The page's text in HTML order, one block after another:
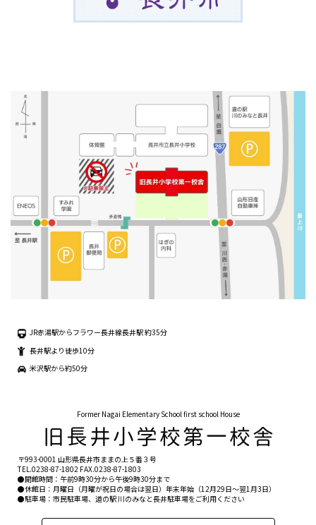
JR赤湯駅からフラワー長井線長井駅 約35分
長井駅より徒歩10分
米沢駅から約50分
Former Nagai Elementary School first school House
〒993-0001 山形県長井市ままの上５番３号
TEL.0238-87-1802 FAX.0238-87-1803
●開館時間：午前9時30分から午後9時30分まで
●休館日：月曜日（月曜が祝日の場合は翌日）年末年始（12月29日〜翌1月3日）
●駐車場：市民駐車場、道の駅 川のみなと長井駐車場をご利用ください